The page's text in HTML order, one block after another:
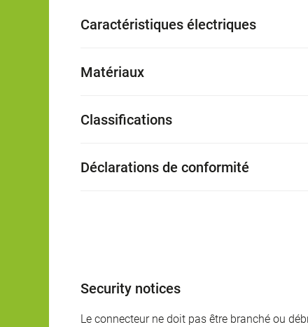
Caractéristiques électriques
Matériaux
Classifications
Déclarations de conformité
Security notices
Le connecteur ne doit pas être branché ou